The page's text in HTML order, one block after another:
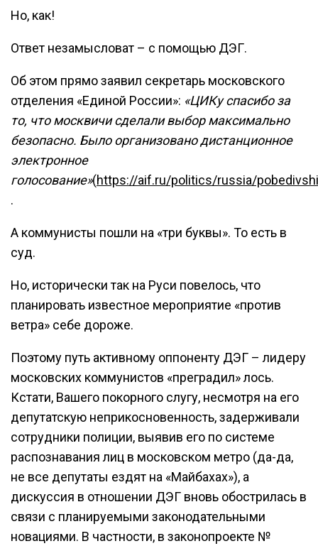
Но, как!
Ответ незамысловат – с помощью ДЭГ.
Об этом прямо заявил секретарь московского
отделения «Единой России»: «ЦИКу спасибо за
то, что москвичи сделали выбор максимально
безопасно. Было организовано дистанционное
электронное
голосование»(https://aif.ru/politics/russia/
.
А коммунисты пошли на «три буквы». То есть в
суд.
Но, исторически так на Руси повелось, что
планировать известное мероприятие «против
ветра» себе дороже.
Поэтому путь активному оппоненту ДЭГ – лидеру
московских коммунистов «преградил» лось.
Кстати, Вашего покорного слугу, несмотря на его
депутатскую неприкосновенность, задерживали
сотрудники полиции, выявив его по системе
распознавания лиц в московском метро (да-да,
не все депутаты ездят на «Майбахах»), а
дискуссия в отношении ДЭГ вновь обострилась в
связи с планируемыми законодательными
новациями. В частности, в законопроекте №